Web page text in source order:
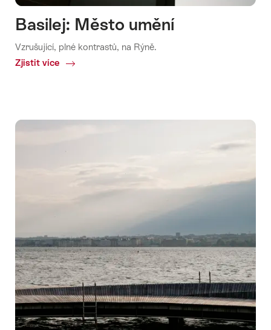
Basilej: Město umění
Vzrušující, plné kontrastů, na Rýně.
Zjistit více
Common.Of